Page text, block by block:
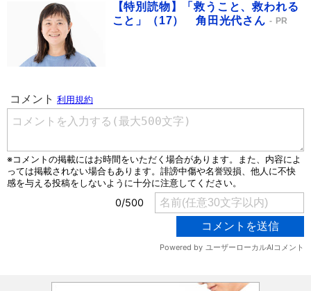
【特別読物】「救うこと、救われる
こと」（17） 角田光代さん
PR